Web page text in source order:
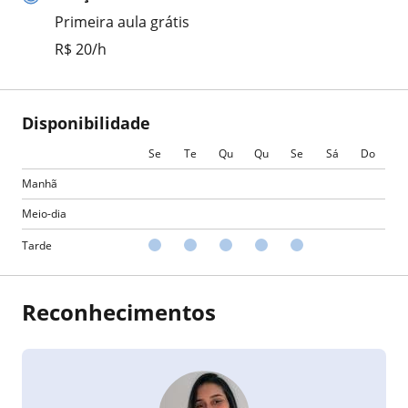
Primeira aula grátis
R$ 20/h
Disponibilidade
Se Te Qu Qu Se Sá
Do
Manhã
Meio-dia
Tarde
Reconhecimentos